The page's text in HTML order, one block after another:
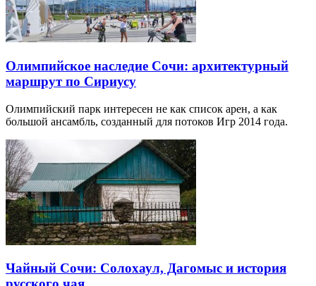
Олимпийское наследие Сочи: архитектурный
маршрут по Сириусу
Олимпийский парк интересен не как список арен, а как
большой ансамбль, созданный для потоков Игр 2014 года.
Чайный Сочи: Солохаул, Дагомыс и история